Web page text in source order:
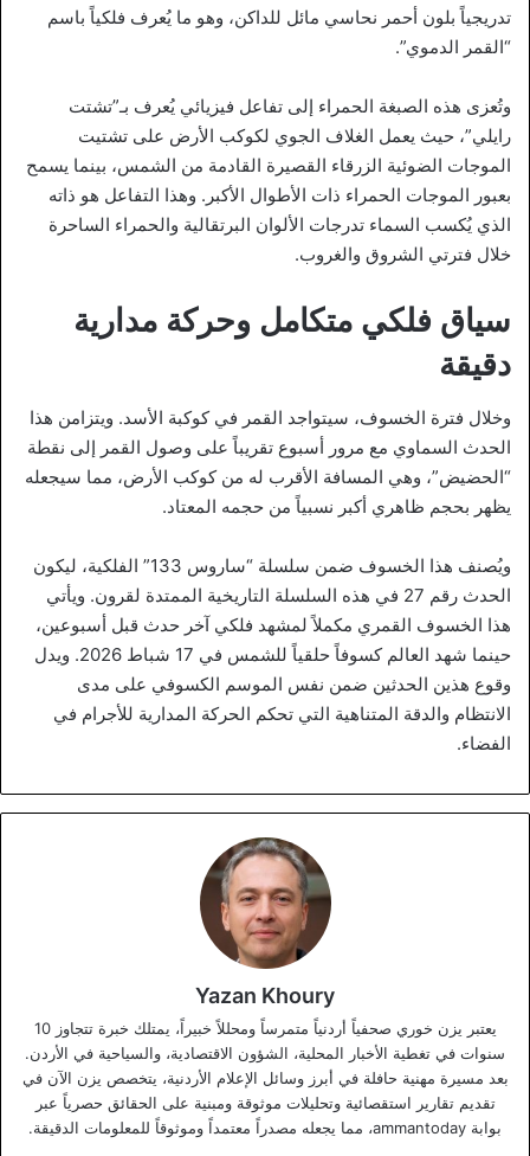
تدريجياً بلون أحمر نحاسي مائل للداكن، وهو ما يُعرف فلكياً باسم
“القمر الدموي”.
وتُعزى هذه الصبغة الحمراء إلى تفاعل فيزيائي يُعرف بـ”تشتت
رايلي”، حيث يعمل الغلاف الجوي لكوكب الأرض على تشتيت
الموجات الضوئية الزرقاء القصيرة القادمة من الشمس، بينما يسمح
بعبور الموجات الحمراء ذات الأطوال الأكبر. وهذا التفاعل هو ذاته
الذي يُكسب السماء تدرجات الألوان البرتقالية والحمراء الساحرة
خلال فترتي الشروق والغروب.
سياق فلكي متكامل وحركة مدارية
دقيقة
وخلال فترة الخسوف، سيتواجد القمر في كوكبة الأسد. ويتزامن هذا
الحدث السماوي مع مرور أسبوع تقريباً على وصول القمر إلى نقطة
“الحضيض”، وهي المسافة الأقرب له من كوكب الأرض، مما سيجعله
يظهر بحجم ظاهري أكبر نسبياً من حجمه المعتاد.
ويُصنف هذا الخسوف ضمن سلسلة “ساروس 133” الفلكية، ليكون
الحدث رقم 27 في هذه السلسلة التاريخية الممتدة لقرون. ويأتي
هذا الخسوف القمري مكملاً لمشهد فلكي آخر حدث قبل أسبوعين،
حينما شهد العالم كسوفاً حلقياً للشمس في 17 شباط 2026. ويدل
وقوع هذين الحدثين ضمن نفس الموسم الكسوفي على مدى
الانتظام والدقة المتناهية التي تحكم الحركة المدارية للأجرام في
الفضاء.
Yazan Khoury
يعتبر يزن خوري صحفياً أردنياً متمرساً ومحللاً خبيراً، يمتلك خبرة تتجاوز 10
سنوات في تغطية الأخبار المحلية، الشؤون الاقتصادية، والسياحية في الأردن.
بعد مسيرة مهنية حافلة في أبرز وسائل الإعلام الأردنية، يتخصص يزن الآن في
تقديم تقارير استقصائية وتحليلات موثوقة ومبنية على الحقائق حصرياً عبر
بوابة ammantoday، مما يجعله مصدراً معتمداً وموثوقاً للمعلومات الدقيقة.